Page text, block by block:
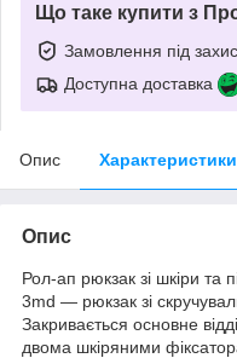
Що таке купити з
Замовлення під
Доступна доставка
Опис Характеристики
Опис
Рол-ап рюкзак зі шкіри та
3md — рюкзак зі
Закривається основне
двома шкіряними